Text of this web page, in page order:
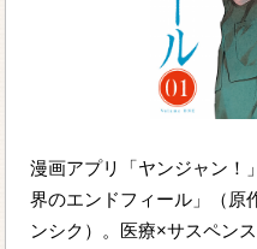
漫画アプリ「ヤンジャン！
界のエンドフィール」（
ンシク）。医療×サスペン